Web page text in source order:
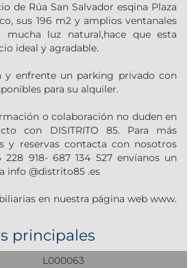
de Rúa San Salvador esqina Plaza
sus 196 m2 y amplios ventanales
luz natural,hace que esta
ideal y agradable.
y enfrente un parking privado con
para su alquiler.
o colaboración no duden en
con DISITRITO 85. Para más
y reservas contacta con nosotros
918- 687 134 527 envíanos un
info @distrito85 .es
en nuestra página web www.
principales
L000063